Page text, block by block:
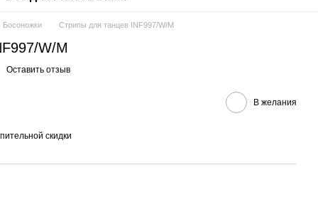
Босоножки Стрипы для танцев INF997/W/M
W/M
Оставить отзыв
В желания
скидки